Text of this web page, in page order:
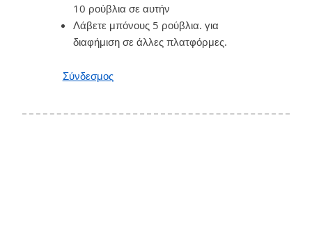
10 ρούβλια σε αυτήν
Λάβετε μπόνους 5 ρούβλια. για
διαφήμιση σε άλλες πλατφόρμες.
Σύνδεσμος